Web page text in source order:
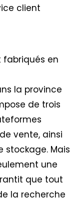
client
fabriqués en
la province
de trois
vente, ainsi
stockage. Mais
une
que tout
la recherche